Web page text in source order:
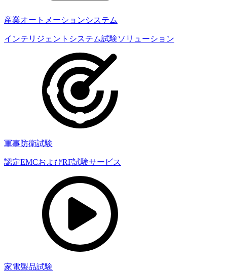
産業オートメーションシステム
インテリジェントシステム試験ソリューション
軍事防衛試験
認定EMCおよびRF試験サービス
家電製品試験